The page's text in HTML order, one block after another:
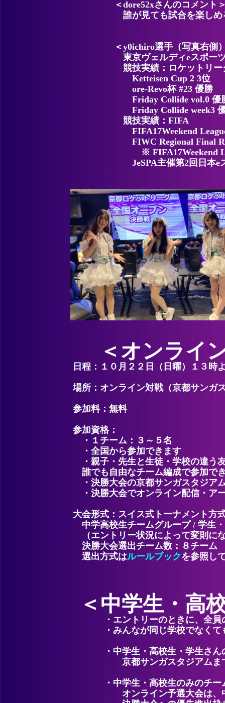
＜dore52xさんのコメント
誰が見ても試合を楽しめ
＜y0ichiro選手（写真右側
東京ヴェルディeスポー
競技実績：ロケットリー
Ketteisen Cup 2 3位
ore-Revo杯 #23 優勝
Friday Collide vol.0 優
Friday Collide week3
競技実績：FIFA
FIFA17Weekend
FIWC Regional Final
※ FIFA17Weekend
JeSPA主催第2回日本e
＜オンライ
日程：１０月２２日（日曜）１３時
場所：オンライン対戦（京都サンガ
参加料：無料
参加資格：
・１チーム：３～５名
・全国から参加できます
・親子・先生と生徒・学校の違う
誰でも自由なチーム編成で参加で
・決勝大会の京都サンガスタジア
・決勝大会でオンライン配信・ア
大会形式：スイス式トーナメント方
中学高校生チームグループ / 学生
（エントリー状況によって変則に
決勝大会選出チーム数：８チーム
選出方式はルールブックを参照し
＜中学生・高
・エントリーのときに、全
・みんなが同じ学校でなく
・中学生・高校生・学生さ
京都サンガスタジアムま
・中学生・高校生のみのチー
オンライン予選大会は、